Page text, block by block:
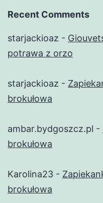
Recent Comments
starjackioaz -
potrawa z orzo
starjackioaz -
brokułowa
ambar.bydgoszcz.pl -
brokułowa
Karolina23 -
brokułowa